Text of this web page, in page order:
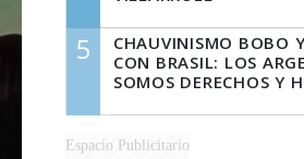
5
CHAUVINISMO BOBO
CON BRASIL: LOS
SOMOS DERECHOS Y
Espacio Publicitario